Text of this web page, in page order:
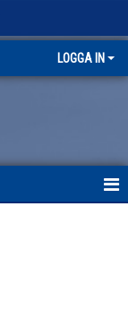
LOGGA IN